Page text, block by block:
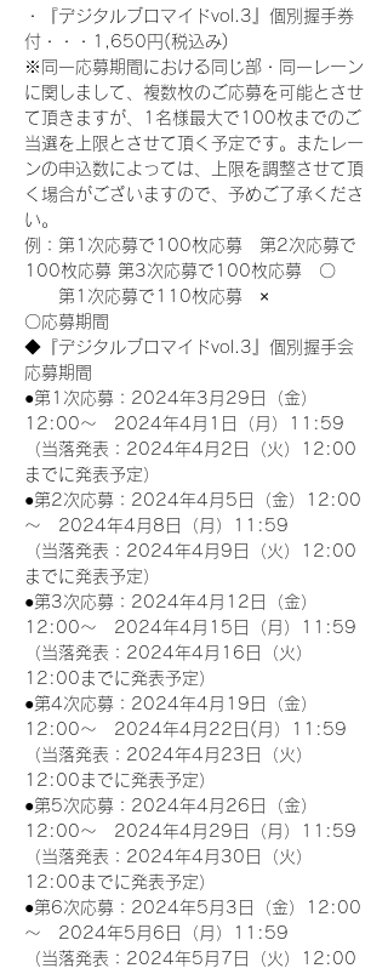
・『デジタルブロマイドvol.3』個別握手券
付・・・1,650円(税込み)
※同一応募期間における同じ部・同一レーン
に関しまして、複数枚のご応募を可能とさせ
て頂きますが、1名様最大で100枚までのご
当選を上限とさせて頂く予定です。またレー
ンの申込数によっては、上限を調整させて頂
く場合がございますので、予めご了承くださ
い。
例：第1次応募で100枚応募　第2次応募で
100枚応募 第3次応募で100枚応募　〇
第1次応募で110枚応募　×
〇応募期間
◆『デジタルブロマイドvol.3』個別握手会
応募期間
●第1次応募：2024年3月29日（金）
12:00～　2024年4月1日（月）11:59
（当落発表：2024年4月2日（火）12:00
までに発表予定）
●第2次応募：2024年4月5日（金）12:00
～　2024年4月8日（月）11:59
（当落発表：2024年4月9日（火）12:00
までに発表予定）
●第3次応募：2024年4月12日（金）
12:00～　2024年4月15日（月）11:59
（当落発表：2024年4月16日（火）
12:00までに発表予定）
●第4次応募：2024年4月19日（金）
12:00～　2024年4月22日(月）11:59
（当落発表：2024年4月23日（火）
12:00までに発表予定）
●第5次応募：2024年4月26日（金）
12:00～　2024年4月29日（月）11:59
（当落発表：2024年4月30日（火）
12:00までに発表予定）
●第6次応募：2024年5月3日（金）12:00
～　2024年5月6日（月）11:59
（当落発表：2024年5月7日（火）12:00